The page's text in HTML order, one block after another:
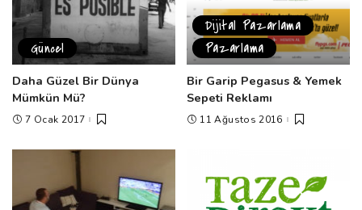
Güncel
Daha Güzel Bir Dünya
Mümkün Mü?
7 Ocak 2017
Dijital Pazarlama
Pazarlama
Bir Garip Pegasus & Yemek
Sepeti Reklamı
11 Ağustos 2016